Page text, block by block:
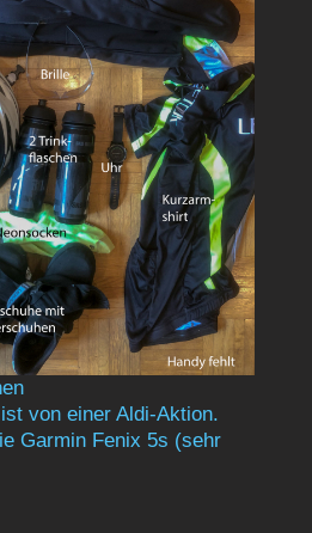
von einer Aldi-Aktion.
Garmin Fenix 5s (sehr